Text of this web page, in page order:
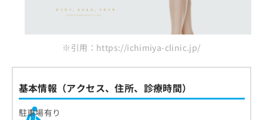
※引用：https://ichimiya-clinic.jp/
基本情報（アクセス、住所、診療時間）
駐車場有り